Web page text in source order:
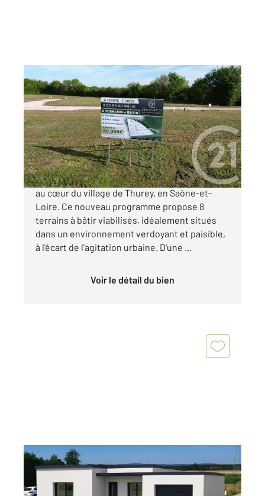
THUREY 71
1060 m2
Ref : 22375
Terrain à vendre
35 000 €
Découvrez un lotissement d'exception niché
au cœur du village de Thurey, en Saône-et-
Loire. Ce nouveau programme propose 8
terrains à bâtir viabilisés, idéalement situés
dans un environnement verdoyant et paisible,
à l'écart de l'agitation urbaine. D'une ...
Voir le détail du bien
CHATENOY LE ROYAL 71
803 m2
Ref : 22226